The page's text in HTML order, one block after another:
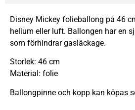
Disney Mickey folieballong på 46
helium eller luft. Ballongen har en
som förhindrar gasläckage.
Storlek: 46 cm
Material: folie
Ballongpinne och kopp kan köpas